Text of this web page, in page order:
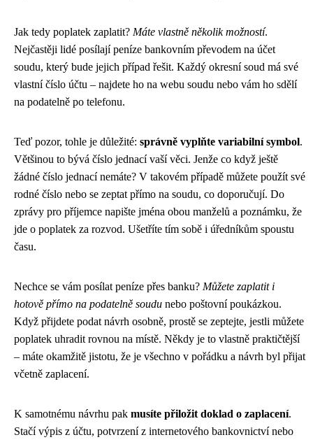
Jak tedy poplatek zaplatit? Máte vlastně několik možností.
Nejčastěji lidé posílají peníze bankovním převodem na účet
soudu, který bude jejich případ řešit. Každý okresní soud má své
vlastní číslo účtu – najdete ho na webu soudu nebo vám ho sdělí
na podatelně po telefonu.
Teď pozor, tohle je důležité: správně vyplňte variabilní symbol.
Většinou to bývá číslo jednací vaší věci. Jenže co když ještě
žádné číslo jednací nemáte? V takovém případě můžete použít své
rodné číslo nebo se zeptat přímo na soudu, co doporučují. Do
zprávy pro příjemce napište jména obou manželů a poznámku, že
jde o poplatek za rozvod. Ušetříte tím sobě i úředníkům spoustu
času.
Nechce se vám posílat peníze přes banku? Můžete zaplatit i
hotově přímo na podatelně soudu nebo poštovní poukázkou.
Když přijdete podat návrh osobně, prostě se zeptejte, jestli můžete
poplatek uhradit rovnou na místě. Někdy je to vlastně praktičtější
– máte okamžitě jistotu, že je všechno v pořádku a návrh byl přijat
včetně zaplacení.
K samotnému návrhu pak musíte přiložit doklad o zaplacení.
Stačí výpis z účtu, potvrzení z internetového bankovnictví nebo